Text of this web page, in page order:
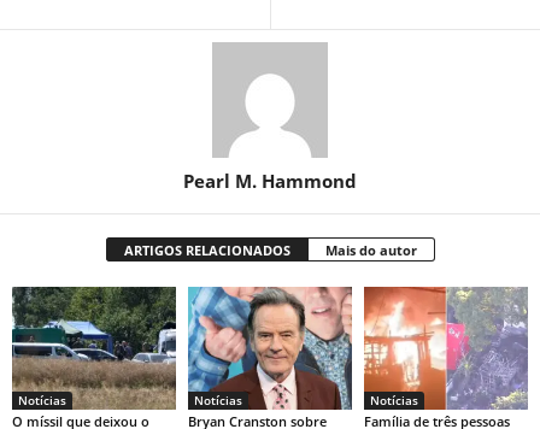
Pearl M. Hammond
ARTIGOS RELACIONADOS Mais do autor
Notícias
O míssil que deixou o
Notícias
Bryan Cranston sobre
Notícias
Família de três pessoas